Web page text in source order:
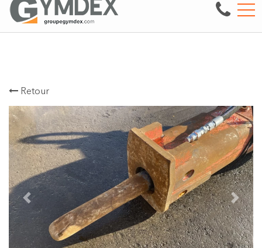
lourde. Voir notre inventaire
3497 boul. des Entreprises, Terrebonne, QC, CA J6X 4J9
EN
Retour
Previous Next